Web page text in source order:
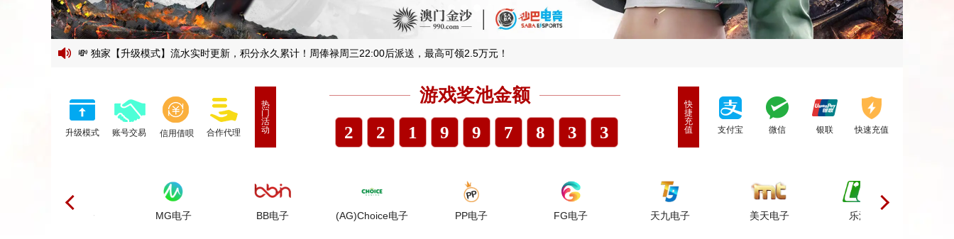
🍭恭喜玩家 a1***57 在PP电子【极速糖果1000 】中赢得3189倍大奖，以小博大还可品尝糖果的美味！奖励多多，甜甜蜜蜜，快来品尝下呀🍬
升级模式 账号交易 信用借呗 合作代理
热
门
活
动
游戏奖池金额
1
2
5
1
2
4
5
0
1
5
8
9
5
8
9
3
6
7
4
7
8
2
3
5
6
2
3
快
捷
充
值
支付宝 微信 银联 快速充值
(AG)Choice电子 天九电子 美天电子 乐游电子